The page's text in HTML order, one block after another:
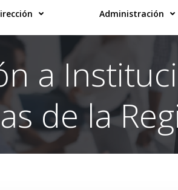
Administración
a
de la